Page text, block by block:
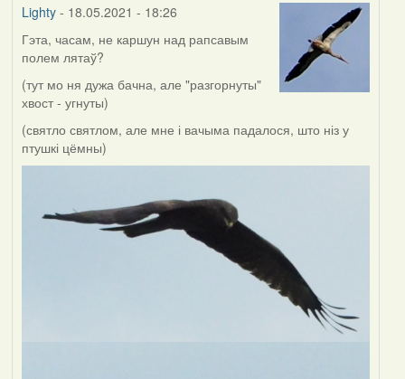
Lighty- 18.05.2021 - 18:26
Гэта, часам, не каршун над рапсавым
полем лятаў?
(тут мо ня дужа бачна, але "разгорнуты"
хвост - угнуты)
(святло святлом, але мне і вачыма падалося, што ніз у
птушкі цёмны)